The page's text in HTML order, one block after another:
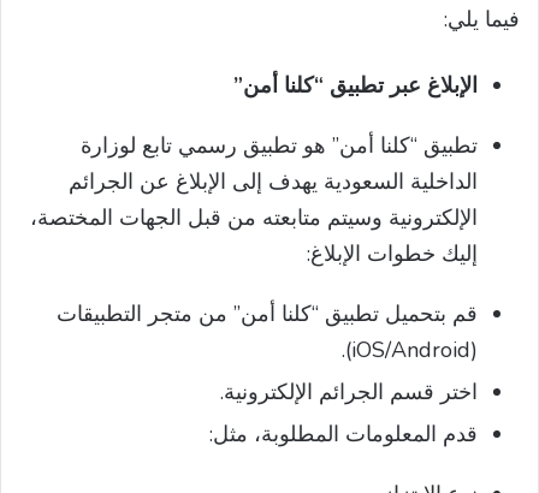
فيما يلي:
الإبلاغ عبر تطبيق “كلنا أمن”
تطبيق “كلنا أمن” هو تطبيق رسمي تابع لوزارة
الداخلية السعودية يهدف إلى الإبلاغ عن الجرائم
الإلكترونية وسيتم متابعته من قبل الجهات المختصة،
إليك خطوات الإبلاغ:
قم بتحميل تطبيق “كلنا أمن” من متجر التطبيقات
(iOS/Android).
اختر قسم الجرائم الإلكترونية.
قدم المعلومات المطلوبة، مثل: